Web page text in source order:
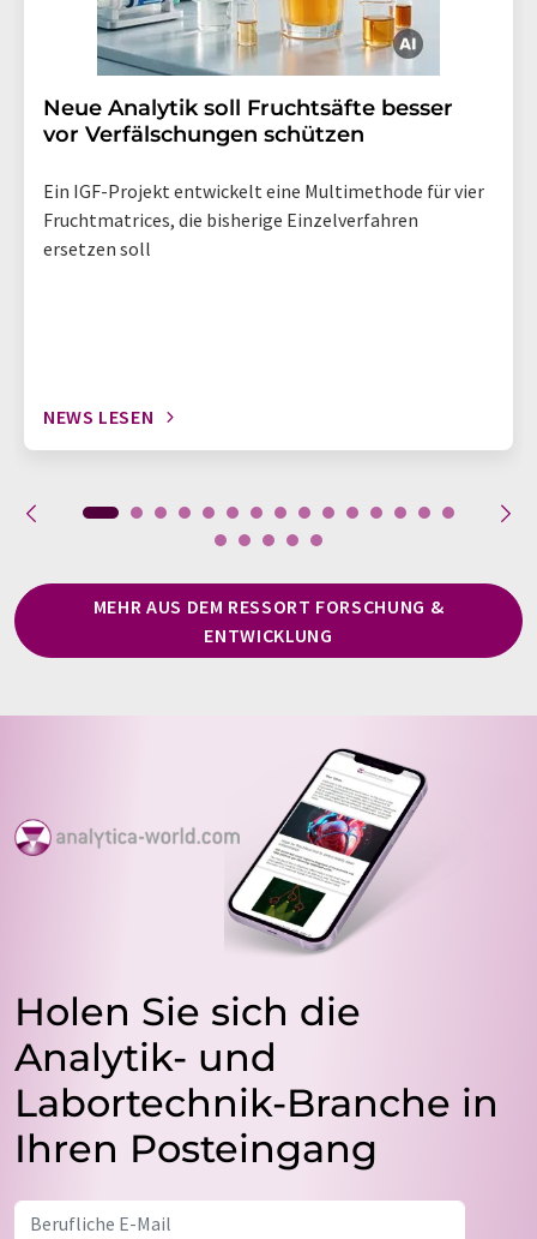
Neue Analytik soll Fruchtsäfte besser
vor Verfälschungen schützen
Ein IGF-Projekt entwickelt eine Multimethode für vier
Fruchtmatrices, die bisherige Einzelverfahren
ersetzen soll
NEWS LESEN
MEHR AUS DEM RESSORT FORSCHUNG &
ENTWICKLUNG
Holen Sie sich die
Analytik- und
Labortechnik-Branche in
Ihren Posteingang